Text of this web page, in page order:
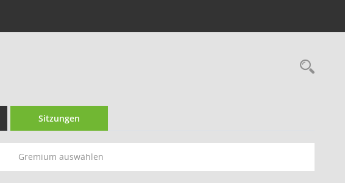
Sitzungen
Gremium auswählen